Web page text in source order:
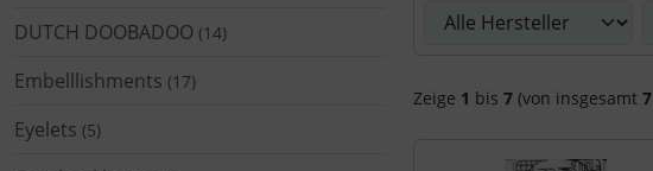
DUTCH DOOBADOO (14)
Embelllishments (17)
Eyelets (5)
Zeige 1 bis 7 (von insgesamt 7